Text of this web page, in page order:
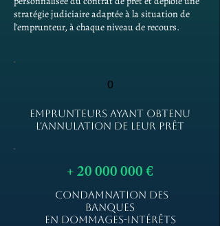
stratégie judiciaire adaptée à la situation de
l'emprunteur, à chaque niveau de recours.
0
EMPRUNTEURS AYANT OBTENU
L'ANNULATION DE LEUR PRÊT
+20 000 000€
CONDAMNATION DES
BANQUES
EN DOMMAGES-INTÉRÊTS